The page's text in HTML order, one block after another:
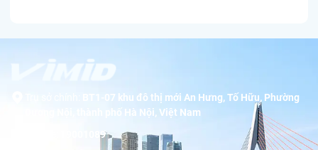
BT1-07 khu đô thị mới An Hưng, Tố Hữu, Phường
Dương Nội, thành phố Hà Nội, Việt Nam
19001089